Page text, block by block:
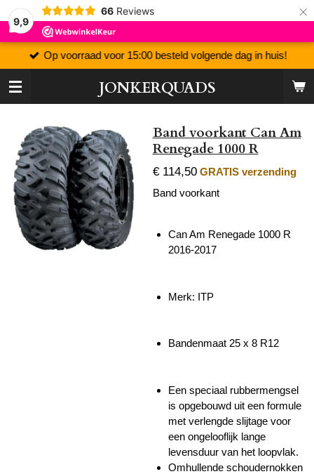
9,9
66 Reviews ×
JONKERQUADS
Op voorraad voor 15:00 besteld volgende dag in huis!
Band voorkant Can Am
Renegade 1000 R
€ 114,50 GRATIS verzending
Band voorkant
Can Am Renegade 1000 R
2016-2017
Merk: ITP
Bandenmaat 25 x 8 R12
Een speciaal rubbermengsel
is opgebouwd uit een formule
met verlengde slijtage voor
een ongelooflijk lange
levensduur van het loopvlak.
Omhullende schoudernokken